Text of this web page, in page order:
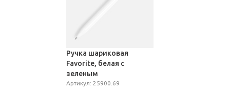
Ручка шариковая
Favorite, белая с
зеленым
Артикул: 25900.69